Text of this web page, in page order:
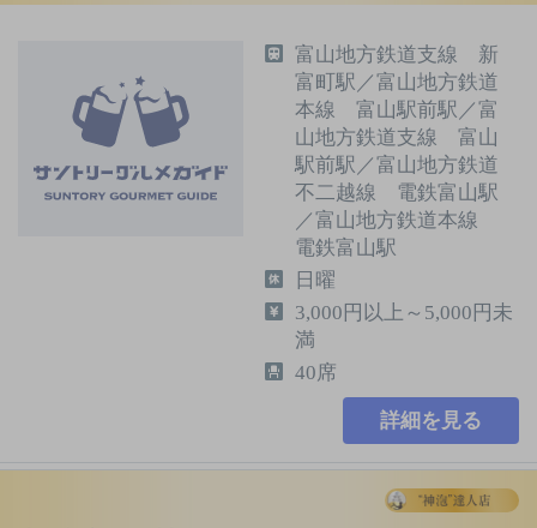
富山地方鉄道支線 新
富町駅／富山地方鉄道
本線 富山駅前駅／富
山地方鉄道支線 富山
駅前駅／富山地方鉄道
不二越線 電鉄富山駅
／富山地方鉄道本線
電鉄富山駅
日曜
3,000円以上～5,000円未
満
40席
詳細を見る